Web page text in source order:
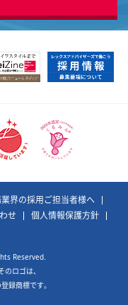
界の採用ご担当者様へ
せ
個人情報保護方針
Reserved.
ロゴは、
録商標です。